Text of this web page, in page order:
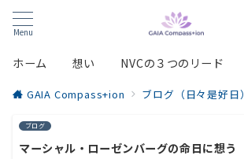
Menu
ホーム 想い NVCの３つのリード
GAIA Compass+ion ブログ（日々是好日）
ブログ
マーシャル・ローゼンバーグの命日に想う